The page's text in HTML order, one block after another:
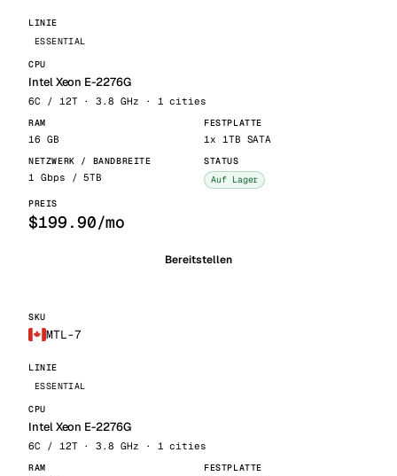
ESSENTIAL
Intel Xeon E-2276G
6C / 12T · 3.8 GHz · 1 cities
16 GB 1x 1TB SATA
1 Gbps / 5TB Auf Lager
$199.90/mo
Bereitstellen
MTL-7
ESSENTIAL
Intel Xeon E-2276G
6C / 12T · 3.8 GHz · 1 cities